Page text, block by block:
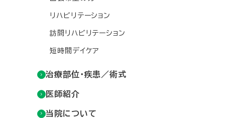
リハビリテーション
訪問リハビリテーション
短時間デイケア
治療部位・疾患／術式
医師紹介
当院について